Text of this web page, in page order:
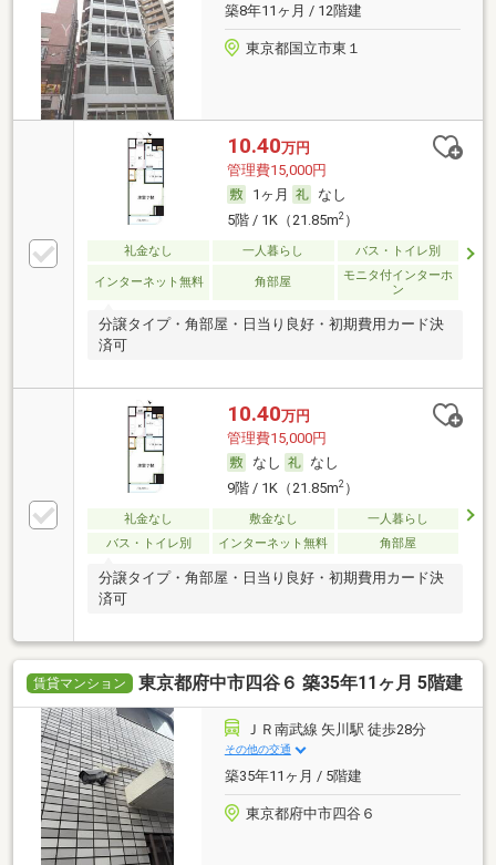
築8年11ヶ月 / 12階建
東京都国立市東１
10.40万円
管理費15,000円
1ヶ月
なし
5階 / 1K（21.85m2）
礼金なし 一人暮らし バス・トイレ別
インターネット無料 角部屋
モニタ付インターホ
ン
分譲タイプ・角部屋・日当り良好・初期費用カード決
済可
10.40万円
管理費15,000円
なし
なし
9階 / 1K（21.85m2）
礼金なし 敷金なし
一人暮らし
バス・トイレ別
インターネット無料 角部屋
分譲タイプ・角部屋・日当り良好・初期費用カード決
済可
賃貸マンション 東京都府中市四谷６ 築35年11ヶ月 5階建
ＪＲ南武線 矢川駅 徒歩28分
その他の交通
築35年11ヶ月 / 5階建
東京都府中市四谷６